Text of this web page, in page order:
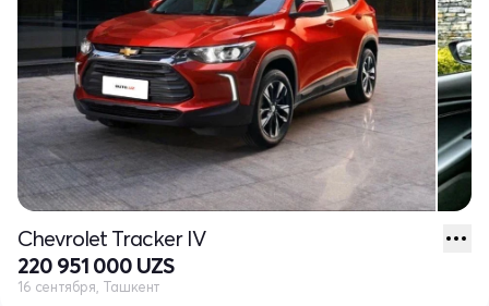
Chevrolet Tracker IV
220 951 000 UZS
16 сентября, Ташкент